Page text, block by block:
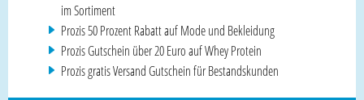
im Sortiment
Prozis 50 Prozent Rabatt auf Mode und Bekleidung
Prozis Gutschein über 20 Euro auf Whey Protein
Prozis gratis Versand Gutschein für Bestandskunden